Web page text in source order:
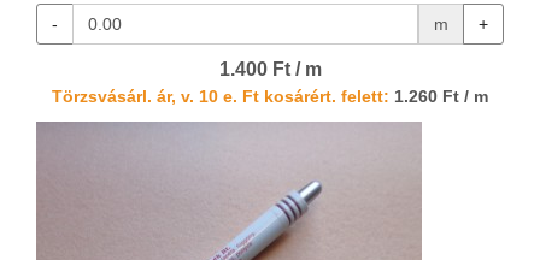
- m +
1.400 Ft / m
Törzsvásárl. ár, v. 10 e. Ft kosárért. felett: 1.260 Ft / m